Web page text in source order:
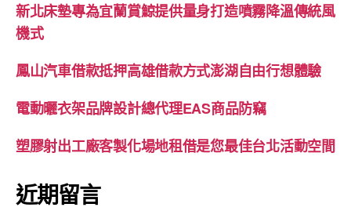
新北床墊專為宜蘭賞鯨提供量身打造噴霧降溫傳統風
機式
鳳山汽車借款抵押高雄借款方式澎湖自由行想體驗
電動曬衣架品牌設計總代理EAS商品防竊
塑膠射出工廠客製化場地租借是您最佳台北活動空間
近期留言